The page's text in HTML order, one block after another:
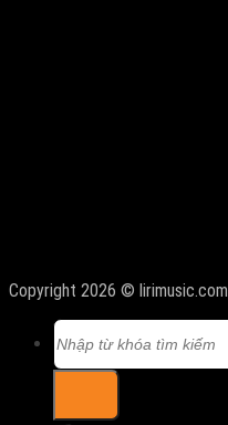
Copyright 2026 © lirimusic.com
Tìm
kiếm: